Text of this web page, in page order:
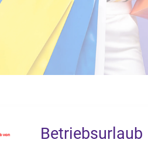
Betriebsurlaub